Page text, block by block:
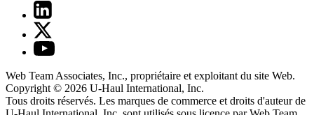
Web Team Associates, Inc., propriétaire et exploitant du site Web.
Copyright © 2026 U-Haul International, Inc.
Tous droits réservés. Les marques de commerce et droits d'auteur de